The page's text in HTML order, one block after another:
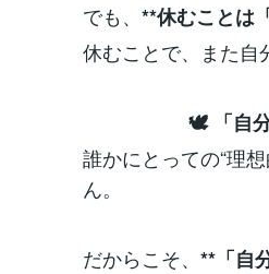
でも、 **休むことは
休むことで、また自
🕊 「自
誰かにとっての“理
ん。
だからこそ、 **「自